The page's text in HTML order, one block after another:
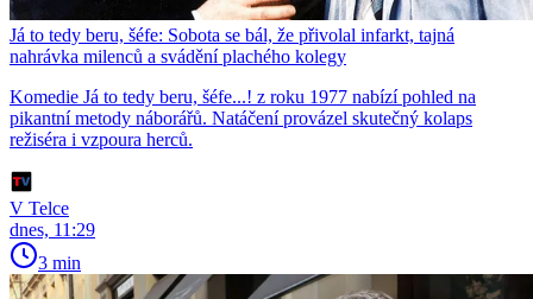
Já to tedy beru, šéfe: Sobota se bál, že přivolal infarkt, tajná
nahrávka milenců a svádění plachého kolegy
Komedie Já to tedy beru, šéfe...! z roku 1977 nabízí pohled na
pikantní metody náborářů. Natáčení provázel skutečný kolaps
režiséra i vzpoura herců.
V Telce
dnes, 11:29
3 min